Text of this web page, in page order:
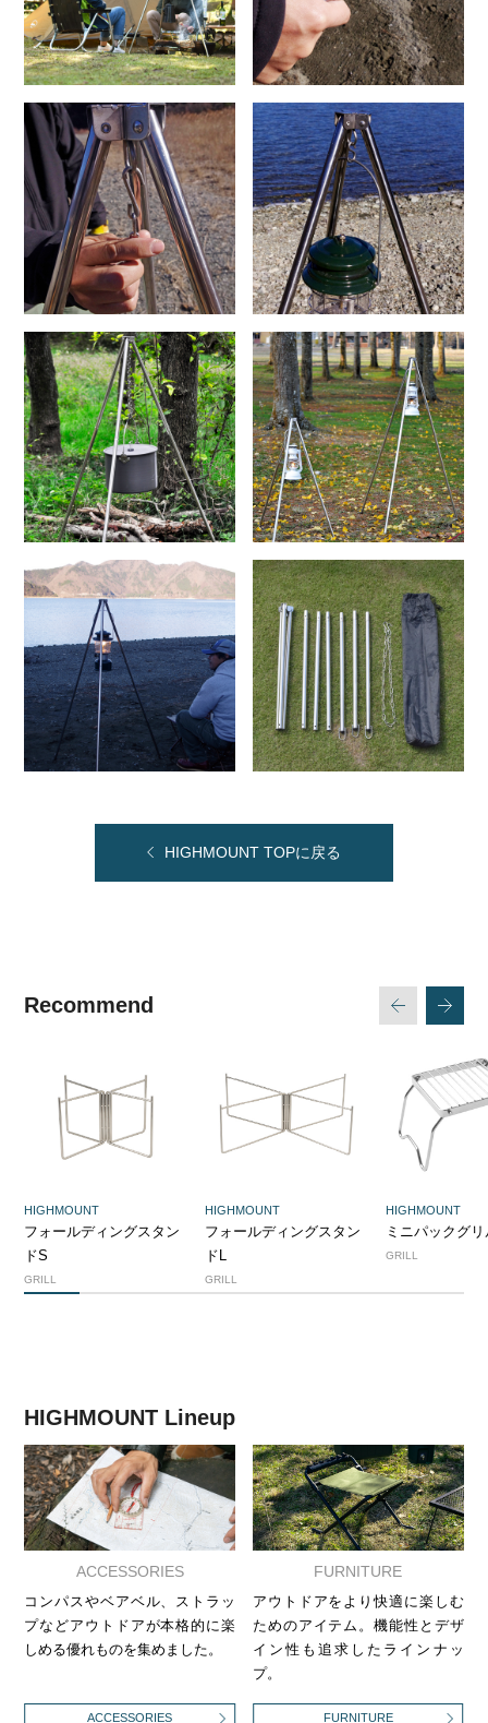
HIGHMOUNT TOPに戻る
Recommend
HIGHMOUNT
フォールディングスタン
ドS
GRILL
HIGHMOUNT
フォールディングスタン
ドL
GRILL
HIGHMOUNT
ミニパックグ
GRILL
HIGHMOUNT Lineup
ACCESSORIES
コンパスやベアベル、ストラッ
プなどアウトドアが本格的に楽
しめる優れものを集めました。
ACCESSORIES
FURNITURE
アウトドアをより快適に楽しむ
ためのアイテム。機能性とデザ
イン性も追求したラインナッ
プ。
FURNITURE